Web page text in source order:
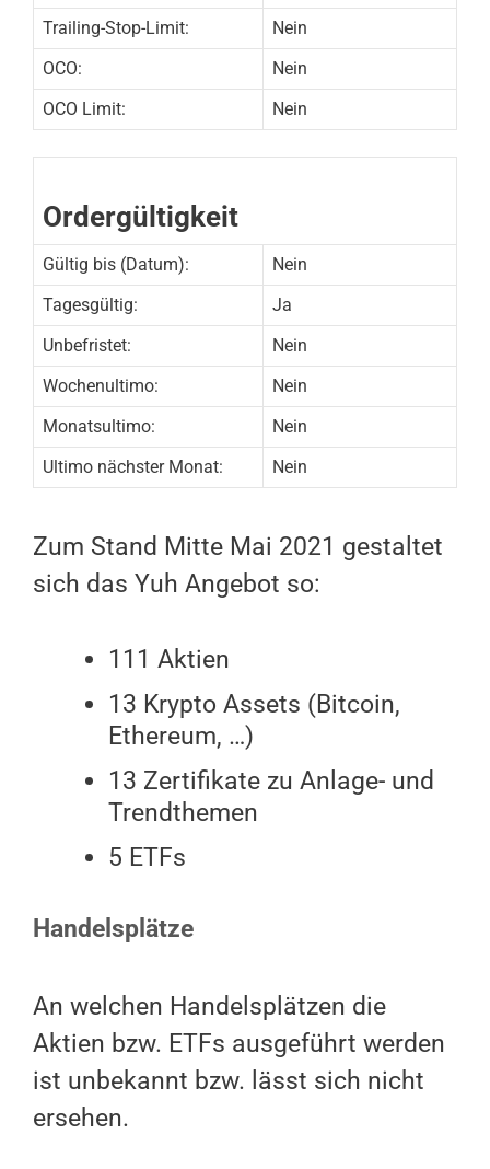
Trailing-Stop-Limit:
Nein
OCO:
Nein
OCO Limit:
Nein
Ordergültigkeit
Gültig bis (Datum):
Nein
Tagesgültig:
Ja
Unbefristet:
Nein
Wochenultimo:
Nein
Monatsultimo:
Nein
Ultimo nächster Monat:
Nein
Zum Stand Mitte Mai 2021 gestaltet
sich das Yuh Angebot so:
111 Aktien
13 Krypto Assets (Bitcoin,
Ethereum, …)
13 Zertifikate zu Anlage- und
Trendthemen
5 ETFs
Handelsplätze
An welchen Handelsplätzen die
Aktien bzw. ETFs ausgeführt werden
ist unbekannt bzw. lässt sich nicht
ersehen.